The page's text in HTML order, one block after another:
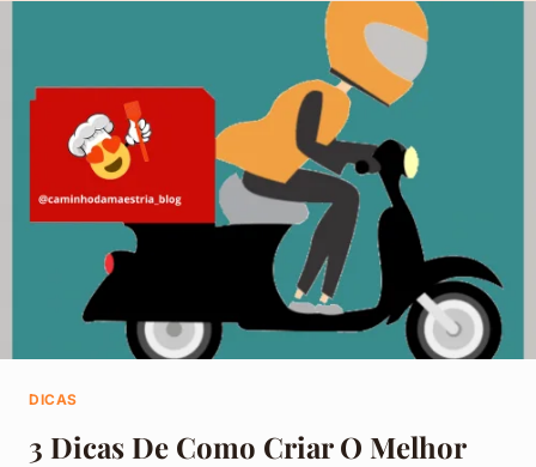
DICAS
3 Dicas De Como Criar O Melhor